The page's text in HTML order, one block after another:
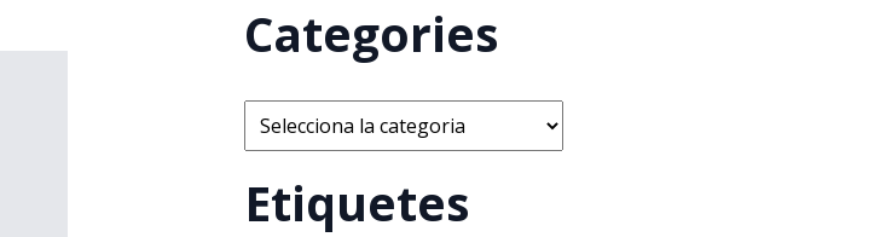
Categories
Categories
Etiquetes